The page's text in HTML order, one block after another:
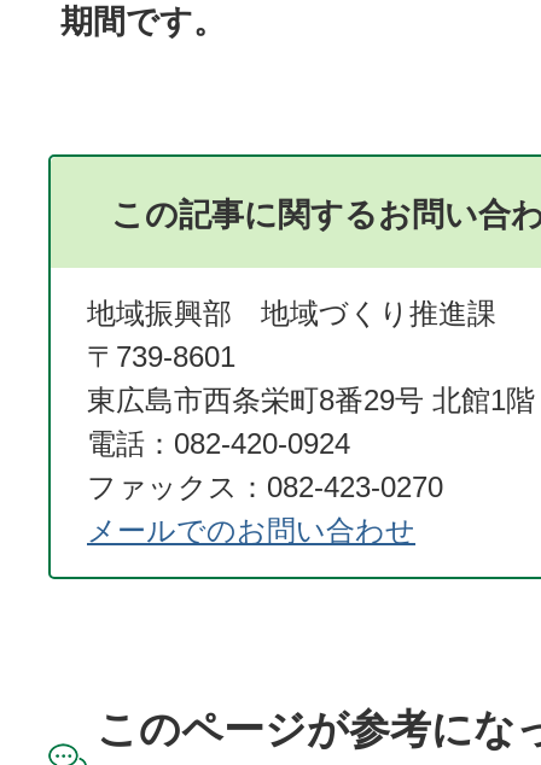
期間です。
この記事に関するお問い合
地域振興部 地域づくり推進課
〒739-8601
東広島市西条栄町8番29号 北館1階
電話：082-420-0924
ファックス：082-423-0270
メールでのお問い合わせ
このページが参考にな